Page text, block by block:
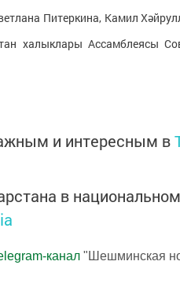
Питеркина, Камил
халыклары Ассамблеясы
и интересным в
в
канал "Шешминская